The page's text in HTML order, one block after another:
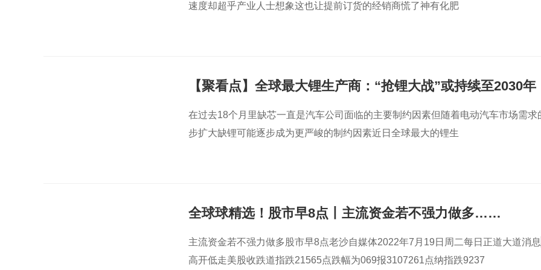
速度却超乎产业人士想象这也让提前订货的经销商慌了神有化肥
【聚看点】全球最大锂生产商：“抢锂大战”或持续至2030年
在过去18个月里缺芯一直是汽车公司面临的主要制约因素但随着电动汽车市场需求
步扩大缺锂可能逐步成为更严峻的制约因素近日全球最大的锂生
全球球精选！股市早8点丨主流资金若不强力做多……
主流资金若不强力做多股市早8点老沙自媒体2022年7月19日周二每日正道大道消
高开低走美股收跌道指跌21565点跌幅为069报3107261点纳指跌9237